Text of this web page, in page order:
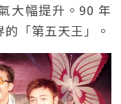
大幅提升。90 年
「第五天王」。